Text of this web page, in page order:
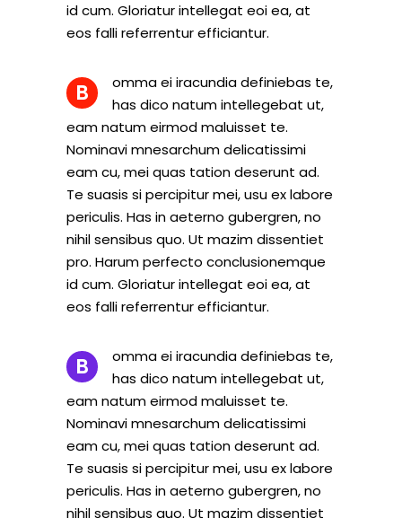
id cum. Gloriatur intellegat eoi ea, at
eos falli referrentur efficiantur.
B
omma ei iracundia definiebas te,
has dico natum intellegebat ut,
eam natum eirmod maluisset te.
Nominavi mnesarchum delicatissimi
eam cu, mei quas tation deserunt ad.
Te suasis si percipitur mei, usu ex labore
periculis. Has in aeterno gubergren, no
nihil sensibus quo. Ut mazim dissentiet
pro. Harum perfecto conclusionemque
id cum. Gloriatur intellegat eoi ea, at
eos falli referrentur efficiantur.
B
omma ei iracundia definiebas te,
has dico natum intellegebat ut,
eam natum eirmod maluisset te.
Nominavi mnesarchum delicatissimi
eam cu, mei quas tation deserunt ad.
Te suasis si percipitur mei, usu ex labore
periculis. Has in aeterno gubergren, no
nihil sensibus quo. Ut mazim dissentiet